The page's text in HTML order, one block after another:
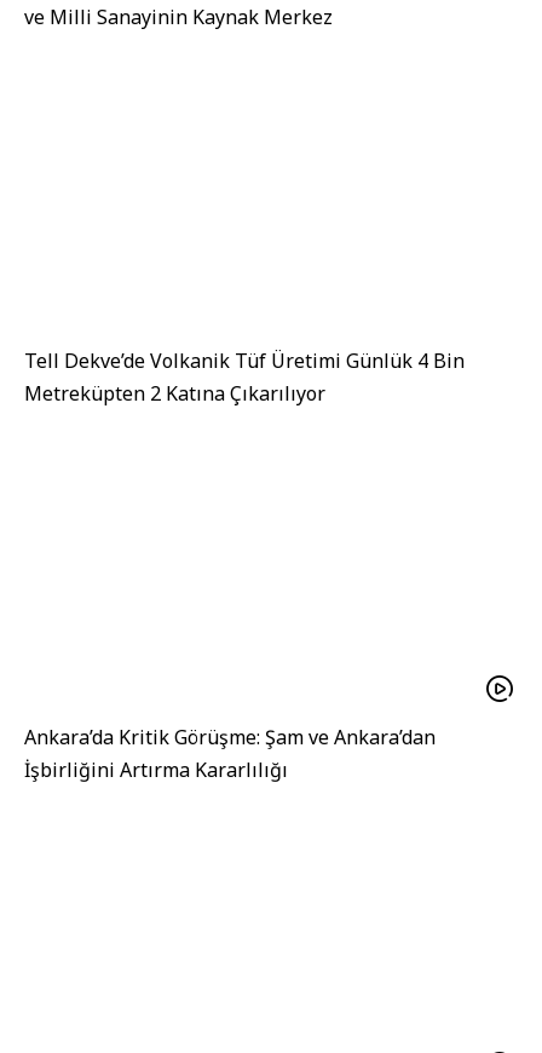
ve Milli Sanayinin Kaynak Merkez
Tell Dekve’de Volkanik Tüf Üretimi Günlük 4 Bin
Metreküpten 2 Katına Çıkarılıyor
Ankara’da Kritik Görüşme: Şam ve Ankara’dan
İşbirliğini Artırma Kararlılığı